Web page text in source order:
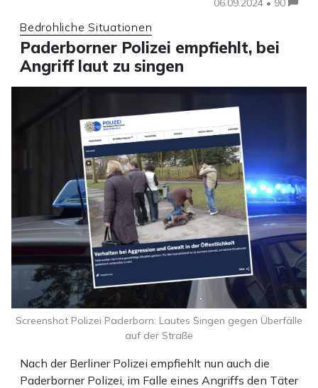
Bedrohliche Situationen
Paderborner Polizei empfiehlt, bei
Angriff laut zu singen
Nach der Berliner Polizei empfiehlt nun auch die
Paderborner Polizei, im Falle eines Angriffs den Täter
Screenshot Polizei Paderborn: Lautes Singen gegen Überfälle
auf der Straße